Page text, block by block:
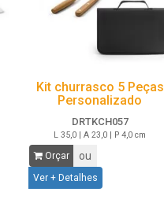
Kit churrasco 5 Peças
Personalizado
DRTKCH057
L 35,0 | A 23,0 | P 4,0 cm
Orçar ou
Ver + Detalhes